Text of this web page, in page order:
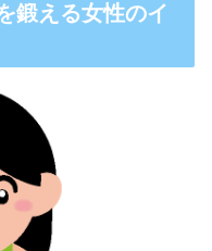
鍛える女性のイ